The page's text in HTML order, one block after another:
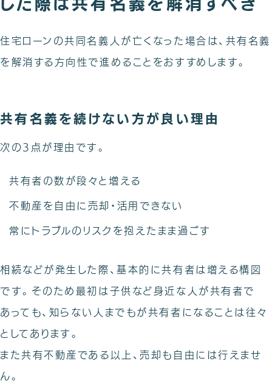
した際は共有名義を解消すべき
住宅ローンの共同名義人が亡くなった場合は、共有名義
を解消する方向性で進めることをおすすめします。
共有名義を続けない方が良い理由
次の3点が理由です。
共有者の数が段々と増える
不動産を自由に売却・活用できない
常にトラブルのリスクを抱えたまま過ごす
相続などが発生した際、基本的に共有者は増える構図
です。そのため最初は子供など身近な人が共有者で
あっても、知らない人までもが共有者になることは往々
としてあります。
また共有不動産である以上、売却も自由には行えませ
ん。